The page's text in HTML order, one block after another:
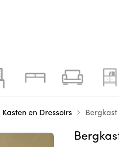
Kasten en Dressoirs